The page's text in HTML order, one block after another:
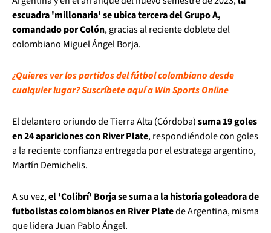
escuadra 'millonaria' se ubica tercera del Grupo A,
comandado por Colón, gracias al reciente doblete del
colombiano Miguel Ángel Borja.
¿Quieres ver los partidos del fútbol colombiano desde
cualquier lugar? Suscríbete aquí a Win Sports Online
El delantero oriundo de Tierra Alta (Córdoba)suma 19 goles
en 24 apariciones con River Plate, respondiéndole con goles
a la reciente confianza entregada por el estratega argentino,
Martín Demichelis.
A su vez,el 'Colibrí' Borja se suma a la historia goleadora de
futbolistas colombianos en River Platede Argentina, misma
que lidera Juan Pablo Ángel.